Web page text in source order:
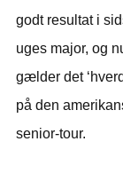
godt resultat i
uges major, og
gælder det
på den
senior-tour.